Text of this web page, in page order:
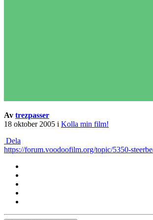
Av trezpasser
18 oktober 2005 i Kolla min film!
Dela
https://forum.voodoofilm.org/topic/5350-